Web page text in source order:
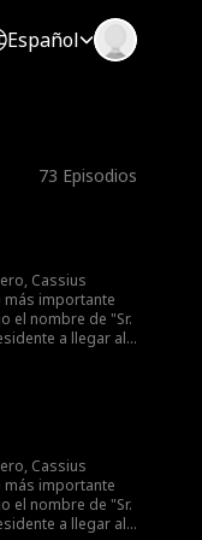
Español
73 Episodios
Cassius
más importante
el nombre de "Sr.
a llegar al
un pequeño favor
la fiesta de
echar a
quién es
decide
Cassius
más importante
el nombre de "Sr.
a llegar al